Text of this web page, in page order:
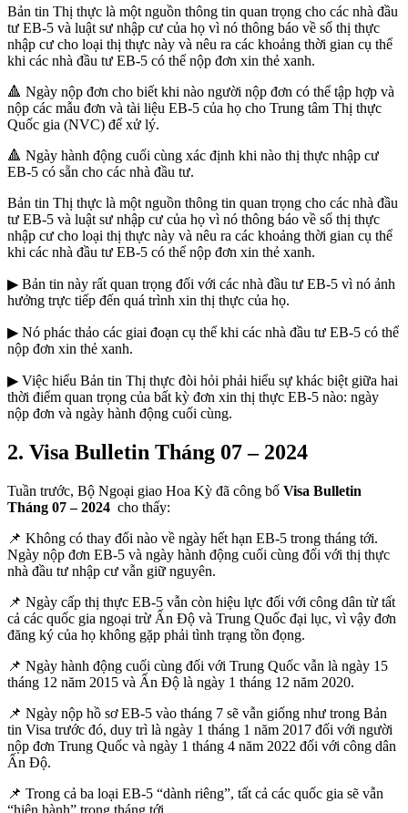
Bản tin Thị thực là một nguồn thông tin quan trọng cho các nhà đầu
tư EB-5 và luật sư nhập cư của họ vì nó thông báo về số thị thực
nhập cư cho loại thị thực này và nêu ra các khoảng thời gian cụ thể
khi các nhà đầu tư EB-5 có thể nộp đơn xin thẻ xanh.
🔺 Ngày nộp đơn cho biết khi nào người nộp đơn có thể tập hợp và
nộp các mẫu đơn và tài liệu EB-5 của họ cho Trung tâm Thị thực
Quốc gia (NVC) để xử lý.
🔺 Ngày hành động cuối cùng xác định khi nào thị thực nhập cư
EB-5 có sẵn cho các nhà đầu tư.
Bản tin Thị thực là một nguồn thông tin quan trọng cho các nhà đầu
tư EB-5 và luật sư nhập cư của họ vì nó thông báo về số thị thực
nhập cư cho loại thị thực này và nêu ra các khoảng thời gian cụ thể
khi các nhà đầu tư EB-5 có thể nộp đơn xin thẻ xanh.
▶ Bản tin này rất quan trọng đối với các nhà đầu tư EB-5 vì nó ảnh
hưởng trực tiếp đến quá trình xin thị thực của họ.
▶ Nó phác thảo các giai đoạn cụ thể khi các nhà đầu tư EB-5 có thể
nộp đơn xin thẻ xanh.
▶ Việc hiểu Bản tin Thị thực đòi hỏi phải hiểu sự khác biệt giữa hai
thời điểm quan trọng của bất kỳ đơn xin thị thực EB-5 nào: ngày
nộp đơn và ngày hành động cuối cùng.
2. Visa Bulletin Tháng 07 – 2024
Tuần trước, Bộ Ngoại giao Hoa Kỳ đã công bố Visa Bulletin
Tháng 07 – 2024 cho thấy:
📌 Không có thay đổi nào về ngày hết hạn EB-5 trong tháng tới.
Ngày nộp đơn EB-5 và ngày hành động cuối cùng đối với thị thực
nhà đầu tư nhập cư vẫn giữ nguyên.
📌 Ngày cấp thị thực EB-5 vẫn còn hiệu lực đối với công dân từ tất
cả các quốc gia ngoại trừ Ấn Độ và Trung Quốc đại lục, vì vậy đơn
đăng ký của họ không gặp phải tình trạng tồn đọng.
📌 Ngày hành động cuối cùng đối với Trung Quốc vẫn là ngày 15
tháng 12 năm 2015 và Ấn Độ là ngày 1 tháng 12 năm 2020.
📌 Ngày nộp hồ sơ EB-5 vào tháng 7 sẽ vẫn giống như trong Bản
tin Visa trước đó, duy trì là ngày 1 tháng 1 năm 2017 đối với người
nộp đơn Trung Quốc và ngày 1 tháng 4 năm 2022 đối với công dân
Ấn Độ.
📌 Trong cả ba loại EB-5 “dành riêng”, tất cả các quốc gia sẽ vẫn
“hiện hành” trong tháng tới.